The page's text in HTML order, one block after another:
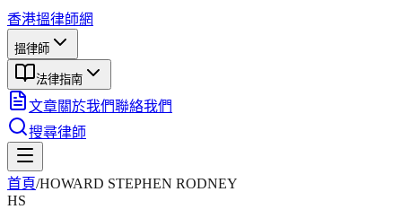
香港搵律師網
搵律師
法律指南
文章關於我們聯絡我們
搜尋律師
首頁/HOWARD STEPHEN RODNEY
HS